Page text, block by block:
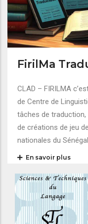
FirilMa
CLAD – FIRILMA
de Centre de
tâches de traduction,
de créations de jeu
nationales du
En savoir plus